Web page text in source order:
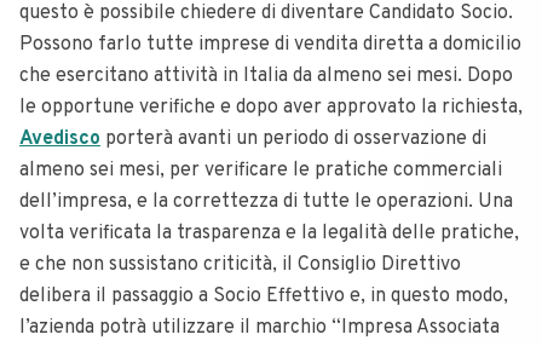
questo è possibile chiedere di diventare Candidato Socio.
Possono farlo tutte imprese di vendita diretta a domicilio
che esercitano attività in Italia da almeno sei mesi. Dopo
le opportune verifiche e dopo aver approvato la richiesta,
Avedisco porterà avanti un periodo di osservazione di
almeno sei mesi, per verificare le pratiche commerciali
dell’impresa, e la correttezza di tutte le operazioni. Una
volta verificata la trasparenza e la legalità delle pratiche,
e che non sussistano criticità, il Consiglio Direttivo
delibera il passaggio a Socio Effettivo e, in questo modo,
l’azienda potrà utilizzare il marchio “Impresa Associata